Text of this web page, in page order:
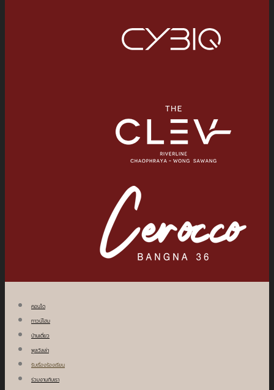
คอนโด
ทาวน์โฮม
บ้านเดี่ยว
พูลวิลล่า
รับเรื่องร้องเรียน
ร่วมงานกับเรา